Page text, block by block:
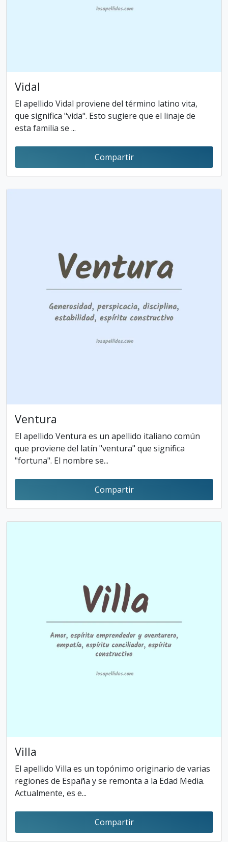
Vidal
El apellido Vidal proviene del término latino vita,
que significa "vida". Esto sugiere que el linaje de
esta familia se ...
Compartir
Ventura
El apellido Ventura es un apellido italiano común
que proviene del latín "ventura" que significa
"fortuna". El nombre se...
Compartir
Villa
El apellido Villa es un topónimo originario de varias
regiones de España y se remonta a la Edad Media.
Actualmente, es e...
Compartir